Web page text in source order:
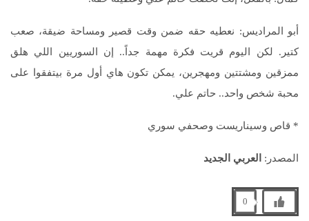
أبو المراديس: نعطيه حقه ضمن وقت قصير ومساحة ضيقة، صعب
كتير. لكن اليوم قريت فكرة مهمة جداً.. إن السوريين اللي هلق
ممزقين ومشتتين ومهجرين، يمكن تكون هاي أول مرة بيتفقوا على
محبة شخص واحد.. حاتم علي.
* قاص وسيناريست وصحفي سوري
المصدر: العربي الجديد
0